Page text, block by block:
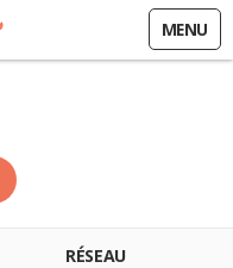
MENU
RÉSEAU